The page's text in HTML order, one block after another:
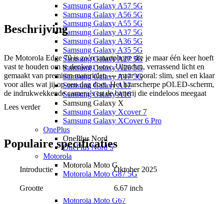
Samsung Galaxy A57 5G
Samsung Galaxy A56 5G
Samsung Galaxy A55 5G
Samsung Galaxy A37 5G
Samsung Galaxy A36 5G
Samsung Galaxy A35 5G
Samsung Galaxy A27 5G
Samsung Galaxy A26 5G
Samsung Galaxy A17 5G
Samsung Galaxy A17
Samsung Galaxy A16
Samsung Galaxy X
Samsung Galaxy Xcover 7
Samsung Galaxy XCover 6 Pro
OnePlus
OnePlus Nord
OnePlus Nord 5
Motorola
Motorola Moto G
Motorola Moto G87 5G
Motorola Moto G77
Motorola Moto G67
Beschrijving
De Motorola Edge 70 is zo’n smartphone die je maar één keer hoeft
vast te houden om te denken: wow. Ultradun, verrassend licht en
gemaakt van premium materialen — maar vooral: slim, snel en klaar
voor alles wat jij op een dag doet. Het haarscherpe pOLED-scherm,
de indrukwekkende camera’s en de batterij die eindeloos meegaat
maken dit een toestel dat nét even verder gaat dan je verwacht.
Benieuwd waarom dit misschien wel de mooiste én meest complete
Motorola tot nu toe is? Scroll snel verder.
Helder en prettig scherm
Het grote, dunne scherm is helder en fijn afleesbaar, zelfs buiten in
fel zonlicht. Dankzij de hoge verversingssnelheid ogen animaties en
scrollen extra soepel. Foto’s, video’s en apps zien er kleurrijk en
levendig uit — precies wat je van een premium scherm mag
Lees verder
Populairespecificaties
Introductie Oktober 2025
Grootte 6.67 inch